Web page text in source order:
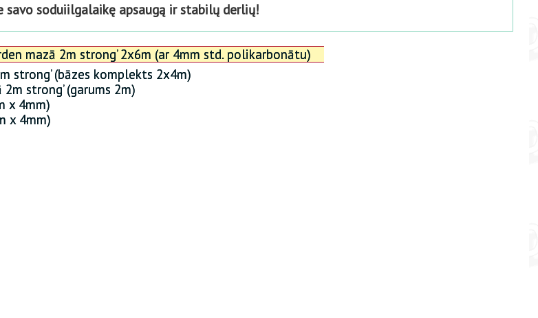
soduiilgalaikę apsaugą ir stabilų derlių!
mazā 2m strong’ 2x6m (ar 4mm std. polikarbonātu)
strong’ (bāzes komplekts 2x4m)
strong’ (garums 2m)
x 4mm)
x 4mm)